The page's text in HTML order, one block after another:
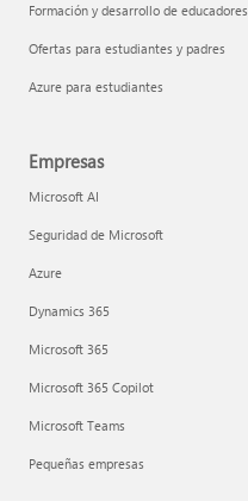
Formación y desarrollo de educadores
Ofertas para estudiantes y padres
Azure para estudiantes
Empresas
Microsoft AI
Seguridad de Microsoft
Azure
Dynamics 365
Microsoft 365
Microsoft 365 Copilot
Microsoft Teams
Pequeñas empresas